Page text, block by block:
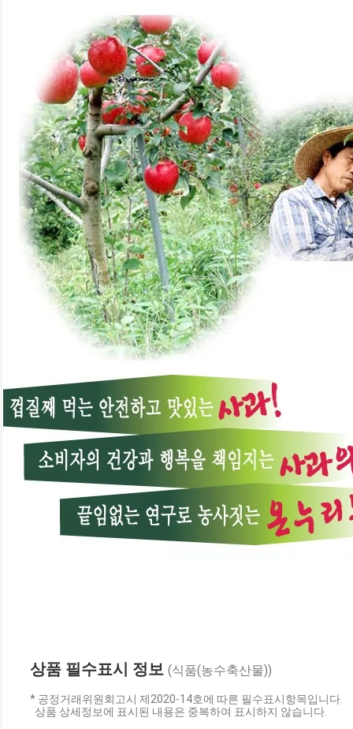
상품 필수표시 정보 (식품(농수축산물))
* 공정거래위원회고시 제2020-14호에 따른 필수표시항목입니다.
상품 상세정보에 표시된 내용은 중복하여 표시하지 않습니다.